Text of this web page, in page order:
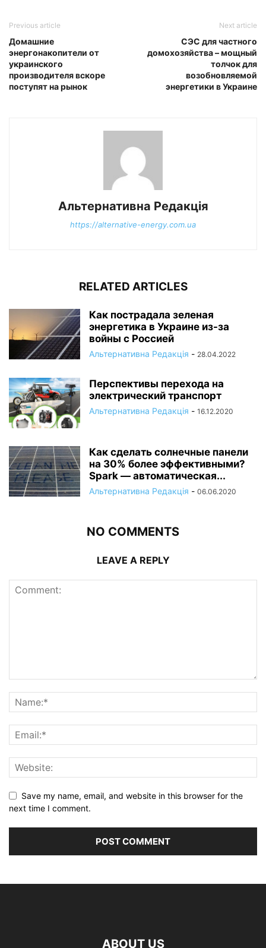
Previous article
Домашние
энергонакопители от
украинского
производителя вскоре
поступят на рынок
Next article
СЭС для частного
домохозяйства – мощный
толчок для
возобновляемой
энергетики в Украине
Альтернативна Редакція
https://alternative-energy.com.ua
RELATED ARTICLES
Как пострадала зеленая
энергетика в Украине из-за
войны с Россией
Альтернативна Редакція - 28.04.2022
Перспективы перехода на
электрический транспорт
Альтернативна Редакція - 16.12.2020
Как сделать солнечные панели
на 30% более эффективными?
Spark — автоматическая...
Альтернативна Редакція - 06.06.2020
NO COMMENTS
LEAVE A REPLY
Save my name, email, and website in this browser for the
next time I comment.
ABOUT US